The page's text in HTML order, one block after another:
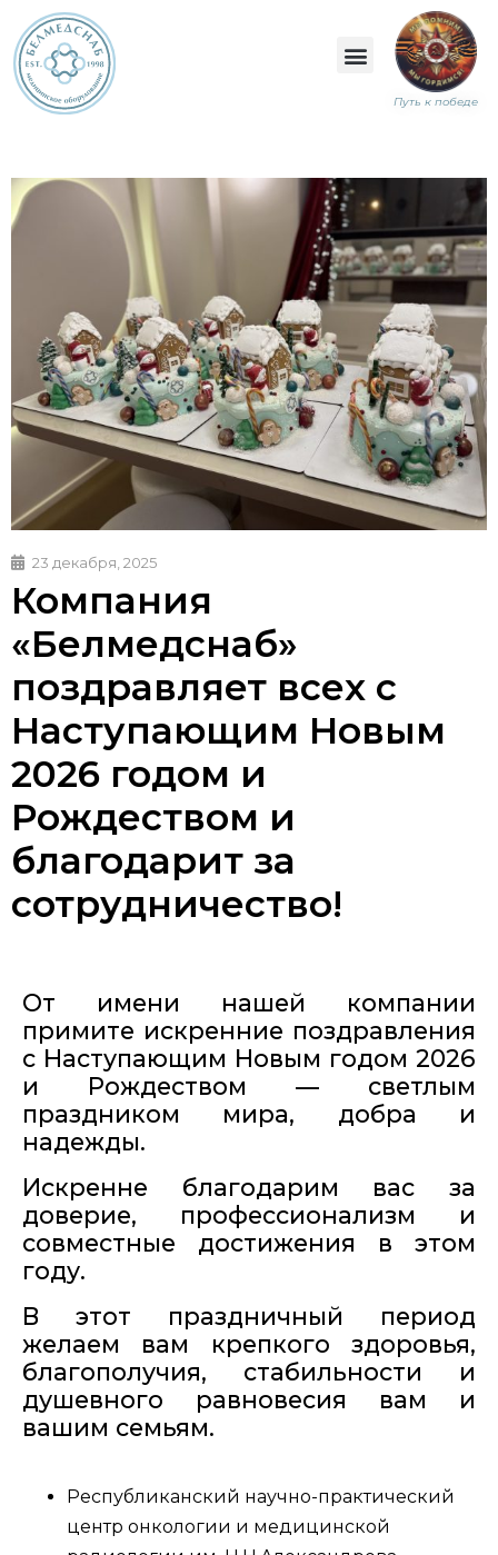
Путь к победе
23 декабря, 2025
Компания
«Белмедснаб»
поздравляет всех с
Наступающим Новым
2026 годом и
Рождеством и
благодарит за
сотрудничество!
От имени нашей компании
примите искренние поздравления
с Наступающим Новым годом 2026
и Рождеством — светлым
праздником мира, добра и
надежды.
Искренне благодарим вас за
доверие, профессионализм и
совместные достижения в этом
году.
В этот праздничный период
желаем вам крепкого здоровья,
благополучия, стабильности и
душевного равновесия вам и
вашим семьям.
Республиканский научно-практический
центр онкологии и медицинской